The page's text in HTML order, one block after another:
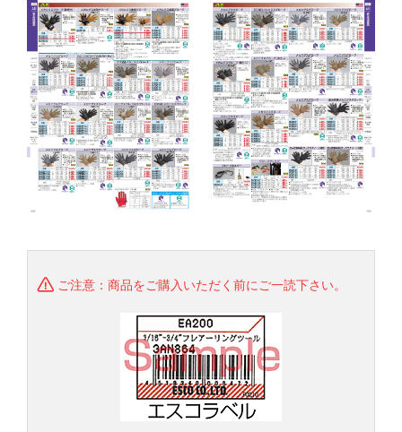
ご注意：商品をご購入いただく前にご一読下さい。